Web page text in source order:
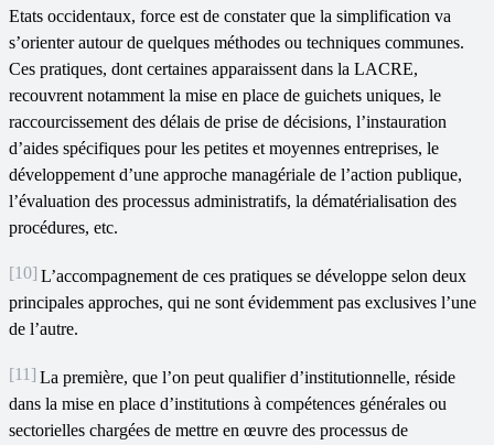
Etats occidentaux, force est de constater que la simplification va
s’orienter autour de quelques méthodes ou techniques communes.
Ces pratiques, dont certaines apparaissent dans la LACRE,
recouvrent notamment la mise en place de guichets uniques, le
raccourcissement des délais de prise de décisions, l’instauration
d’aides spécifiques pour les petites et moyennes entreprises, le
développement d’une approche managériale de l’action publique,
l’évaluation des processus administratifs, la dématérialisation des
procédures, etc.
[10] L’accompagnement de ces pratiques se développe selon deux
principales approches, qui ne sont évidemment pas exclusives l’une
de l’autre.
[11] La première, que l’on peut qualifier d’institutionnelle, réside
dans la mise en place d’institutions à compétences générales ou
sectorielles chargées de mettre en œuvre des processus de